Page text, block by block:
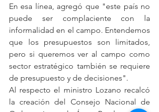
En esa línea, agregó que "este país no
puede ser complaciente con la
informalidad en el campo. Entendemos
que los presupuestos son limitados,
pero si queremos ver al campo como
sector estratégico también se requiere
de presupuesto y de decisiones".
Al respecto el ministro Lozano recalcó
la creación del Consejo Nacional de